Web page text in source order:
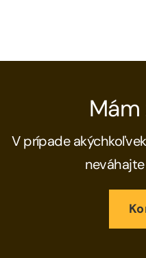
V prípade